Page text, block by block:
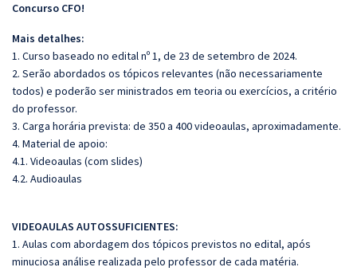
Concurso CFO!
Mais detalhes:
1. Curso baseado no edital nº 1, de 23 de setembro de 2024.
2. Serão abordados os tópicos relevantes (não necessariamente
todos) e poderão ser ministrados em teoria ou exercícios, a critério
do professor.
3. Carga horária prevista: de 350 a 400 videoaulas, aproximadamente.
4. Material de apoio:
4.1. Videoaulas (com slides)
4.2. Audioaulas
VIDEOAULAS AUTOSSUFICIENTES:
1. Aulas com abordagem dos tópicos previstos no edital, após
minuciosa análise realizada pelo professor de cada matéria.